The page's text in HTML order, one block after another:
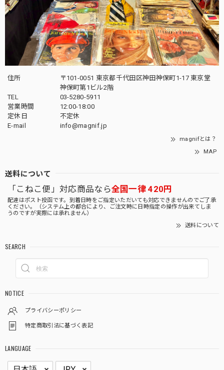
住所
〒101-0051 東京都千代田区神田神保町1-17 東京堂
神保町第1ビル2階
TEL
03-5280-5911
営業時間
12:00-18:00
定休日
不定休
E-mail
info@magnif.jp
magnifとは？
MAP
送料について
「こねこ便」対応商品なら全国一律 420円
配達はポスト投函です。到着日時をご指定いただいても対応できませんのでご了承
ください。（システム上の都合により、ご注文時に日時指定の操作が出来てしま
うのですが実際には承れません）
送料について
SEARCH
NOTICE
プライバシーポリシー
特定商取引法に基づく表記
LANGUAGE